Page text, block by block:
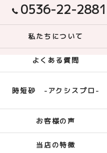
0536-22-2881
私たちについて
よくある質問
時短砂 -アクシスプロ-
お客様の声
当店の特徴